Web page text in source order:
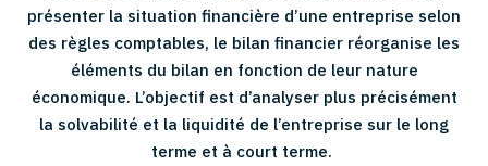
présenter la situation financière d’une entreprise selon
des règles comptables, le bilan financier réorganise les
éléments du bilan en fonction de leur nature
économique. L’objectif est d’analyser plus précisément
la solvabilité et la liquidité de l’entreprise sur le long
terme et à court terme.